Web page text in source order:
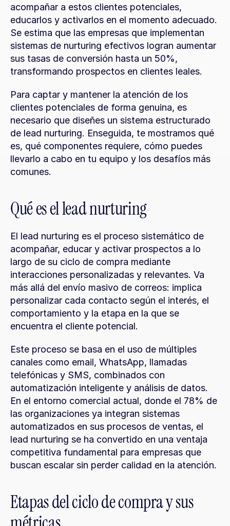
acompañar a estos clientes potenciales,
educarlos y activarlos en el momento adecuado.
Se estima que las empresas que implementan
sistemas de nurturing efectivos logran aumentar
sus tasas de conversión hasta un 50%,
transformando prospectos en clientes leales.
Para captar y mantener la atención de los
clientes potenciales de forma genuina, es
necesario que diseñes un sistema estructurado
de lead nurturing. Enseguida, te mostramos qué
es, qué componentes requiere, cómo puedes
llevarlo a cabo en tu equipo y los desafíos más
comunes.
Qué es el lead nurturing
El lead nurturing es el proceso sistemático de
acompañar, educar y activar prospectos a lo
largo de su ciclo de compra mediante
interacciones personalizadas y relevantes. Va
más allá del envío masivo de correos: implica
personalizar cada contacto según el interés, el
comportamiento y la etapa en la que se
encuentra el cliente potencial.
Este proceso se basa en el uso de múltiples
canales como email, WhatsApp, llamadas
telefónicas y SMS, combinados con
automatización inteligente y análisis de datos.
En el entorno comercial actual, donde el 78% de
las organizaciones ya integran sistemas
automatizados en sus procesos de ventas, el
lead nurturing se ha convertido en una ventaja
competitiva fundamental para empresas que
buscan escalar sin perder calidad en la atención.
Etapas del ciclo de compra y sus